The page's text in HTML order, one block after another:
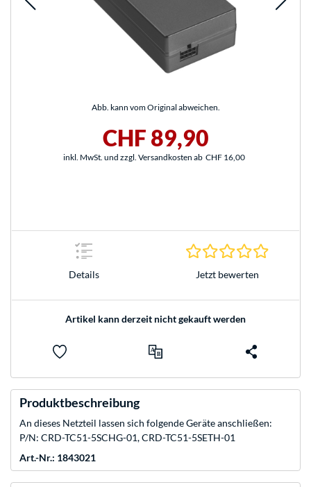
Abb. kann vom Original abweichen.
CHF 89,90
inkl. MwSt. und zzgl. Versandkosten ab CHF 16,00
Details Jetzt bewerten
Artikel kann derzeit nicht gekauft werden
Produktbeschreibung
An dieses Netzteil lassen sich folgende Geräte anschließen:
P/N: CRD-TC51-5SCHG-01, CRD-TC51-5SETH-01
Art.-Nr.: 1843021